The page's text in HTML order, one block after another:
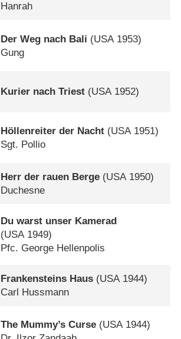
Hanrah
Der Weg nach Bali (USA 1953)
Gung
Kurier nach Triest (USA1952)
Höllenreiter der Nacht (USA1951)
Sgt. Pollio
Herr der rauen Berge (USA1950)
Duchesne
Du warst unser Kamerad
(USA1949)
Pfc. George Hellenpolis
Frankensteins Haus (USA1944)
Carl Hussmann
The Mummy’s Curse (USA1944)